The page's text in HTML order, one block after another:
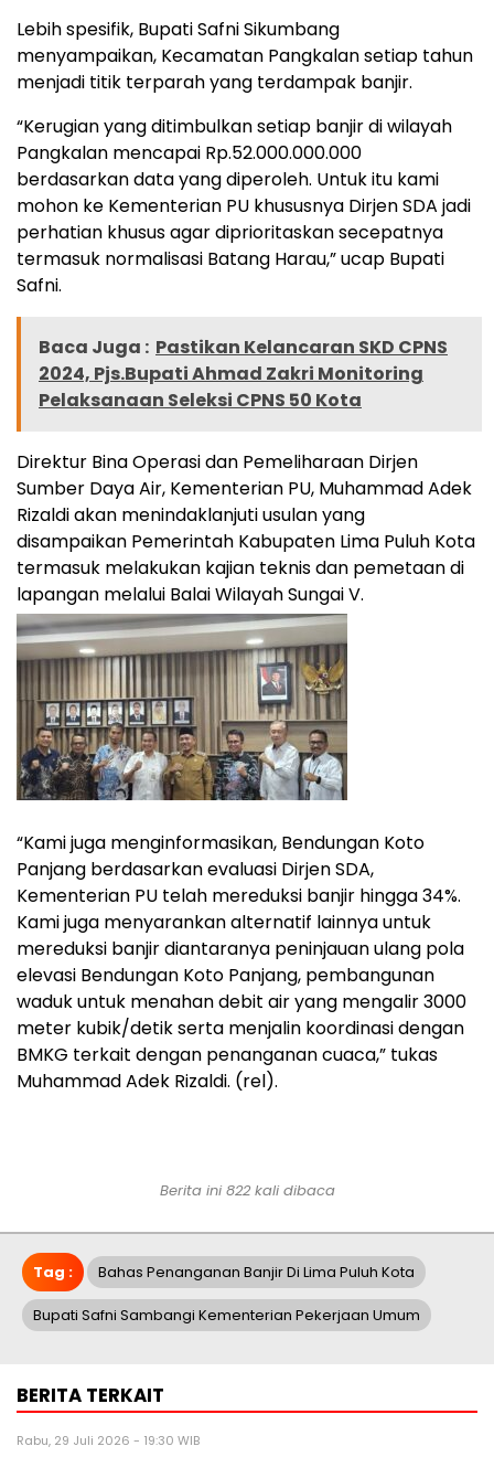
Lebih spesifik, Bupati Safni Sikumbang
menyampaikan, Kecamatan Pangkalan setiap tahun
menjadi titik terparah yang terdampak banjir.
“Kerugian yang ditimbulkan setiap banjir di wilayah
Pangkalan mencapai Rp.52.000.000.000
berdasarkan data yang diperoleh. Untuk itu kami
mohon ke Kementerian PU khususnya Dirjen SDA jadi
perhatian khusus agar diprioritaskan secepatnya
termasuk normalisasi Batang Harau,” ucap Bupati
Safni.
Baca Juga : Pastikan Kelancaran SKD CPNS
2024, Pjs.Bupati Ahmad Zakri Monitoring
Pelaksanaan Seleksi CPNS 50 Kota
Direktur Bina Operasi dan Pemeliharaan Dirjen
Sumber Daya Air, Kementerian PU, Muhammad Adek
Rizaldi akan menindaklanjuti usulan yang
disampaikan Pemerintah Kabupaten Lima Puluh Kota
termasuk melakukan kajian teknis dan pemetaan di
lapangan melalui Balai Wilayah Sungai V.
“Kami juga menginformasikan, Bendungan Koto
Panjang berdasarkan evaluasi Dirjen SDA,
Kementerian PU telah mereduksi banjir hingga 34%.
Kami juga menyarankan alternatif lainnya untuk
mereduksi banjir diantaranya peninjauan ulang pola
elevasi Bendungan Koto Panjang, pembangunan
waduk untuk menahan debit air yang mengalir 3000
meter kubik/detik serta menjalin koordinasi dengan
BMKG terkait dengan penanganan cuaca,” tukas
Muhammad Adek Rizaldi. (rel).
Berita ini 822 kali dibaca
Tag : Bahas Penanganan Banjir Di Lima Puluh Kota
Bupati Safni Sambangi Kementerian Pekerjaan Umum
BERITA TERKAIT
Rabu, 29 Juli 2026 - 19:30 WIB